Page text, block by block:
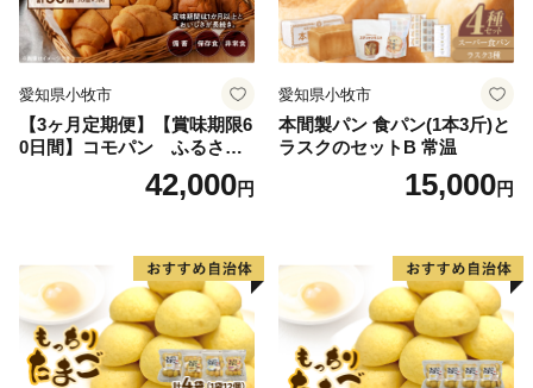
愛知県小牧市
【3ヶ月定期便】【賞味期限6
0日間】コモパン ふるさと
クロワッサンセット（計90
個）／災害用備蓄 保存食 非
42,000円
愛知県小牧市
本間製パン 食パン(1本3斤)と
ラスクのセットB 常温
15,000円